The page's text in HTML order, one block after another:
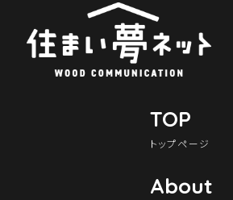
TOP
トップページ
About